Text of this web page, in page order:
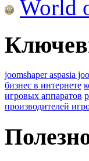
World
joomshaper aspasia
бизнес в интернете
игровых аппаратов
производителей